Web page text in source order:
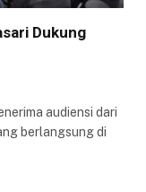
Dukung
audiensi dari
berlangsung di